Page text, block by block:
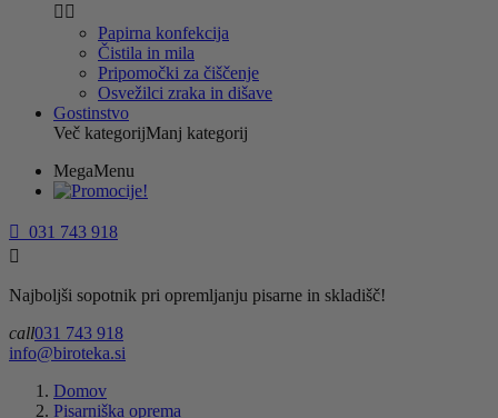
 
Papirna konfekcija
Čistila in mila
Pripomočki za čiščenje
Osvežilci zraka in dišave
Gostinstvo
Več kategorijManj kategorij
MegaMenu

031 743 918

Najboljši sopotnik pri opremljanju pisarne in skladišč!
call031 743 918
info@biroteka.si
Domov
Pisarniška oprema